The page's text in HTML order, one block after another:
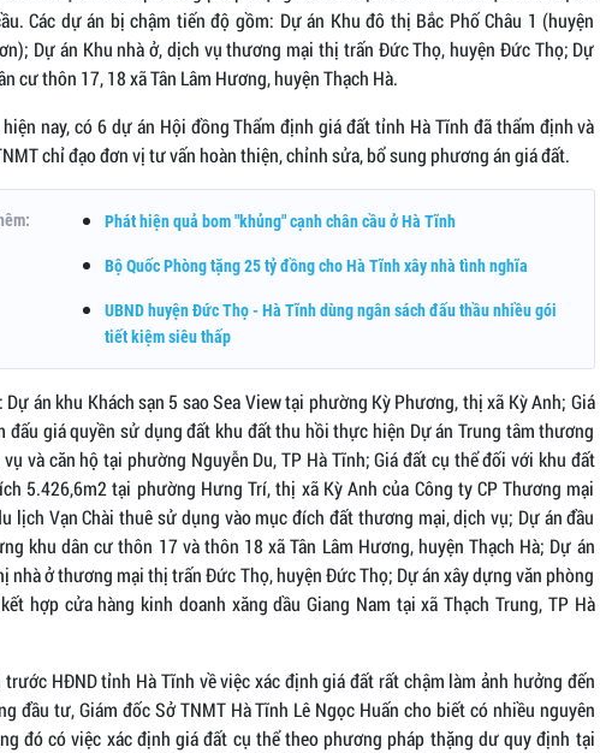
Các dự án bị chậm tiến độ gồm: Dự án Khu đô thị Bắc Phố Châu 1 (huyện
Dự án Khu nhà ở, dịch vụ thương mại thị trấn Đức Thọ, huyện Đức Thọ; Dự
cư thôn 17, 18 xã Tân Lâm Hương, huyện Thạch Hà.
hiện nay, có 6 dự án Hội đồng Thẩm định giá đất tỉnh Hà Tĩnh đã thẩm định và
chỉ đạo đơn vị tư vấn hoàn thiện, chỉnh sửa, bổ sung phương án giá đất.
Phát hiện quả bom "khủng" cạnh chân cầu ở Hà Tĩnh
Bộ Quốc Phòng tặng 25 tỷ đồng cho Hà Tĩnh xây nhà tình nghĩa
UBND huyện Đức Thọ - Hà Tĩnh dùng ngân sách đấu thầu nhiều gói
tiết kiệm siêu thấp
Dự án khu Khách sạn 5 sao Sea View tại phường Kỳ Phương, thị xã Kỳ Anh; Giá
đấu giá quyền sử dụng đất khu đất thu hồi thực hiện Dự án Trung tâm thương
vụ và căn hộ tại phường Nguyễn Du, TP Hà Tĩnh; Giá đất cụ thể đối với khu đất
5.426,6m2 tại phường Hưng Trí, thị xã Kỳ Anh của Công ty CP Thương mại
lịch Vạn Chài thuê sử dụng vào mục đích đất thương mại, dịch vụ; Dự án đầu
khu dân cư thôn 17 và thôn 18 xã Tân Lâm Hương, huyện Thạch Hà; Dự án
nhà ở thương mại thị trấn Đức Thọ, huyện Đức Thọ; Dự án xây dựng văn phòng
hợp cửa hàng kinh doanh xăng dầu Giang Nam tại xã Thạch Trung, TP Hà
HĐND tỉnh Hà Tĩnh về việc xác định giá đất rất chậm làm ảnh hưởng đến
đầu tư, Giám đốc Sở TNMT Hà Tĩnh Lê Ngọc Huấn cho biết có nhiều nguyên
đó có việc xác định giá đất cụ thể theo phương pháp thặng dư quy định tại